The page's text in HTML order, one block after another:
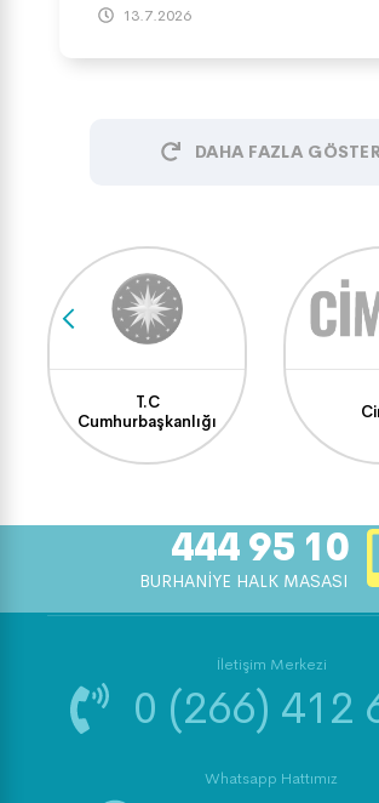
13.7.2026
DAHA FAZLA
T.C
Cumhurbaşkanlığı
444 95 10
BURHANİYE HALK MASASI
İletişim Merkezi
0 (266) 412
Whatsapp Hattımız